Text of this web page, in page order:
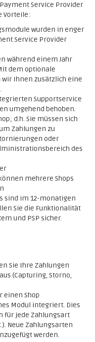
Service Provider
Vorteile:
wurden in enger
Service Provider
während einem Jahr
dem optionale
Ihnen zusätzlich eine
Supportservice
umgehend behoben.
d.h. Sie müssen sich
Zahlungen zu
oder
des
mehrere Shops
sind im 12-monatigen
Sie die Funktionalität
und PSP sicher.
Sie Ihre Zahlungen
(Capturing, Storno,
einen Shop
Modul integriert. Dies
für jede Zahlungsart
Neue Zahlungsarten
werden.